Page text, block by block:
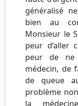
généralisé
bien au
Monsieur le
peur d’aller
peur de
médecin, de
de queue
problème
la